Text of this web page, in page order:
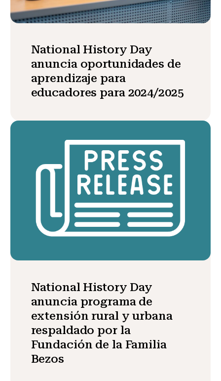
National History Day
anuncia oportunidades de
aprendizaje para
educadores para 2024/2025
National History Day
anuncia programa de
extensión rural y urbana
respaldado por la
Fundación de la Familia
Bezos